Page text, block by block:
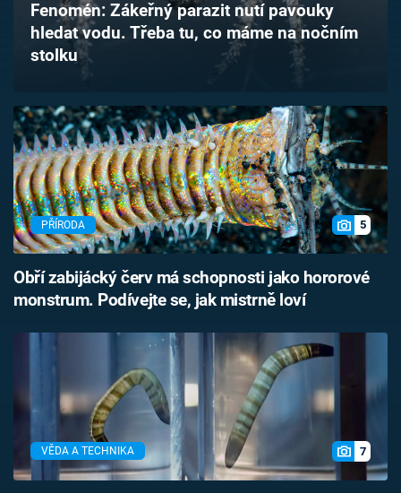
Časopis
Sledujte prima+
Přihlášení
Sledujte nás
Fenomén: Zákeřný parazit nutí pavouky
hledat vodu. Třeba tu, co máme na nočním
stolku
PŘÍRODA 5
Obří zabijácký červ má schopnosti jako hororové
monstrum. Podívejte se, jak mistrně loví
VĚDA A TECHNIKA 7